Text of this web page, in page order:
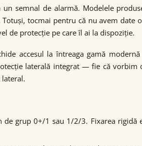
semnal de alarmă. Modelele
tocmai pentru că nu avem date
de protecție pe care îl ai la dispoziție.
accesul la întreaga gamă
laterală integrat — fie că vorbim
grup 0+/1 sau 1/2/3. Fixarea